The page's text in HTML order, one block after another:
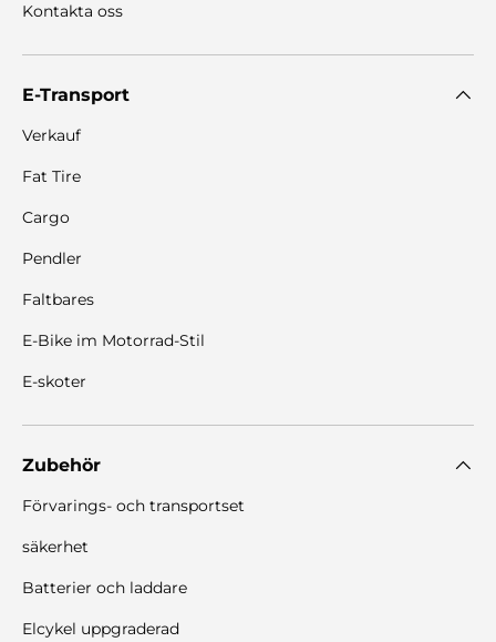
Kontakta oss
E-Transport
Verkauf
Fat Tire
Cargo
Pendler
Faltbares
E-Bike im Motorrad-Stil
E-skoter
Zubehör
Förvarings- och transportset
säkerhet
Batterier och laddare
Elcykel uppgraderad